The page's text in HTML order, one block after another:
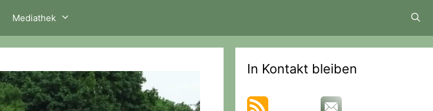
Mediathek
In Kontakt bleiben